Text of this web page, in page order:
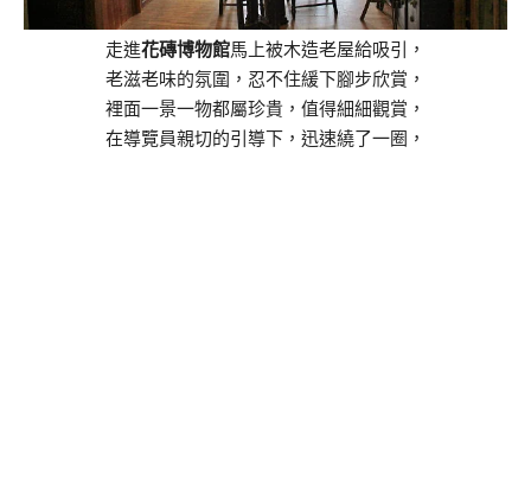
走進花磚博物館馬上被木造老屋給吸引，
老滋老味的氛圍，忍不住緩下腳步欣賞，
裡面一景一物都屬珍貴，值得細細觀賞，
在導覽員親切的引導下，迅速繞了一圈，